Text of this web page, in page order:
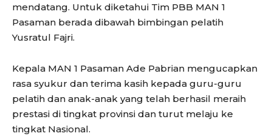
mendatang. Untuk diketahui Tim PBB MAN 1
Pasaman berada dibawah bimbingan pelatih
Yusratul Fajri.
Kepala MAN 1 Pasaman Ade Pabrian mengucapkan
rasa syukur dan terima kasih kepada guru-guru
pelatih dan anak-anak yang telah berhasil meraih
prestasi di tingkat provinsi dan turut melaju ke
tingkat Nasional.